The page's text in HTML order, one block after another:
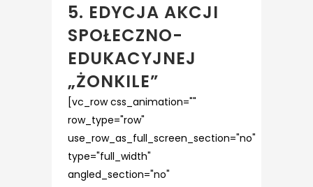
5. EDYCJA AKCJI
SPOŁECZNO-
EDUKACYJNEJ
„ŻONKILE”
[vc_row css_animation=""
row_type="row"
use_row_as_full_screen_section="no"
type="full_width"
angled_section="no"